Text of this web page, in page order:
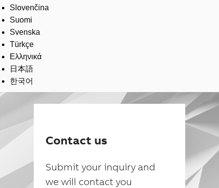
Slovenčina
Suomi
Svenska
Türkçe
Ελληνικά
日本語
한국어
Contact us
Submit your inquiry and
we will contact you